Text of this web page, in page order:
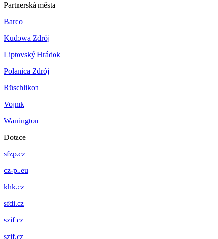
Partnerská města
Bardo
Kudowa Zdrój
Liptovský Hrádok
Polanica Zdrój
Rüschlikon
Vojnik
Warrington
Dotace
sfzp.cz
cz-pl.eu
khk.cz
sfdi.cz
szif.cz
szif.cz